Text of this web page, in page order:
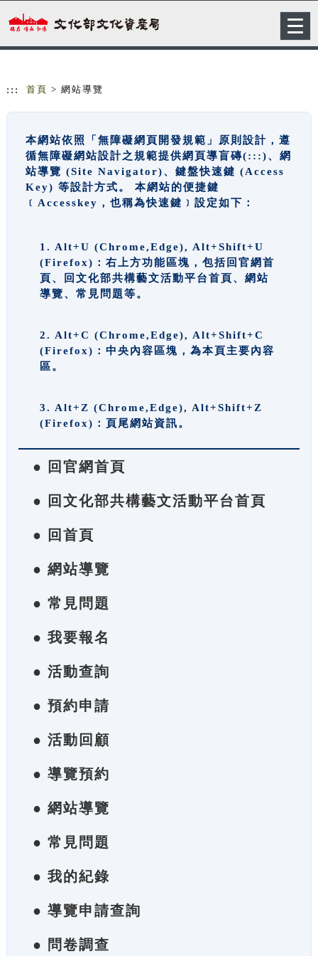
::: 首頁 > 網站導覽
本網站依照「無障礙網頁開發規範」原則設計，遵
循無障礙網站設計之規範提供網頁導盲磚(:::)、網
站導覽 (Site Navigator)、鍵盤快速鍵 (Access
Key) 等設計方式。 本網站的便捷鍵
﹝Accesskey，也稱為快速鍵﹞設定如下：
1. Alt+U (Chrome,Edge), Alt+Shift+U
(Firefox)：右上方功能區塊，包括回官網首
頁、回文化部共構藝文活動平台首頁、網站
導覽、常見問題等。
2. Alt+C (Chrome,Edge), Alt+Shift+C
(Firefox)：中央內容區塊，為本頁主要內容
區。
3. Alt+Z (Chrome,Edge), Alt+Shift+Z
(Firefox)：頁尾網站資訊。
● 回官網首頁
● 回文化部共構藝文活動平台首頁
● 回首頁
● 網站導覽
● 常見問題
● 我要報名
● 活動查詢
● 預約申請
● 活動回顧
● 導覽預約
● 網站導覽
● 常見問題
● 我的紀錄
● 導覽申請查詢
● 問卷調查